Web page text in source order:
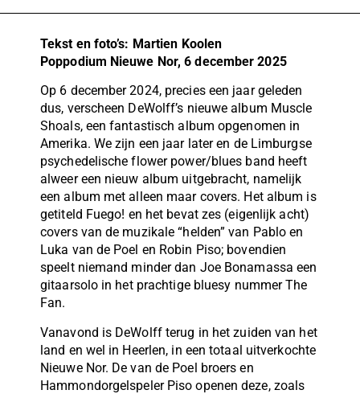
Tekst en foto’s: Martien Koolen
Poppodium Nieuwe Nor, 6 december 2025
Op 6 december 2024, precies een jaar geleden
dus, verscheen DeWolff’s nieuwe album Muscle
Shoals, een fantastisch album opgenomen in
Amerika. We zijn een jaar later en de Limburgse
psychedelische flower power/blues band heeft
alweer een nieuw album uitgebracht, namelijk
een album met alleen maar covers. Het album is
getiteld Fuego! en het bevat zes (eigenlijk acht)
covers van de muzikale “helden” van Pablo en
Luka van de Poel en Robin Piso; bovendien
speelt niemand minder dan Joe Bonamassa een
gitaarsolo in het prachtige bluesy nummer The
Fan.
Vanavond is DeWolff terug in het zuiden van het
land en wel in Heerlen, in een totaal uitverkochte
Nieuwe Nor. De van de Poel broers en
Hammondorgelspeler Piso openen deze, zoals